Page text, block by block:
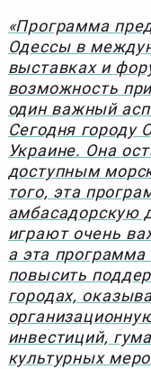
«Программа
Одессы в
выставках и
возможность
один важный
Сегодня городу
Украине. Она
доступным
того, эта
амбасадорскую
играют очень
а эта
повысить
городах,
инвестиций,
культурных